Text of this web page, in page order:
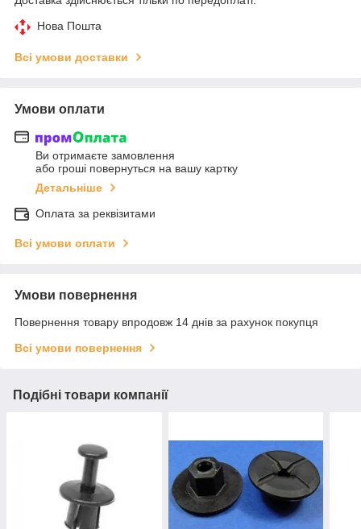
Нова Пошта
Всі умови доставки
Умови оплати
Ви отримаєте замовлення
або гроші повернуться на вашу картку
Детальніше
Оплата за реквізитами
Всі умови оплати
Умови повернення
Повернення товару впродовж 14 днів за рахунок покупця
Всі умови повернення
Подібні товари компанії